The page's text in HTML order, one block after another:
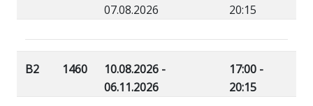
07.08.2026
20:15
B2 1460
10.08.2026 -
06.11.2026
17:00 -
20:15